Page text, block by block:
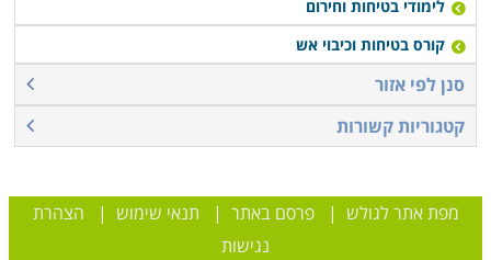
לימודי בטיחות וחירום
קורס בטיחות וכיבוי אש
סנן לפי אזור
קטגוריות קשורות
מפת אתר לגולש |פרסם באתר | תנאי שימוש | הצהרת
נגישות